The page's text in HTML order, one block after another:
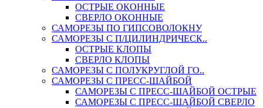
ОСТРЫЕ ОКОННЫЕ
СВЕРЛО ОКОННЫЕ
САМОРЕЗЫ ПО ГИПСОВОЛОКНУ
САМОРЕЗЫ С П/ЦИЛИНДРИЧЕСК..
ОСТРЫЕ КЛОПЫ
СВЕРЛО КЛОПЫ
САМОРЕЗЫ С ПОЛУКРУГЛОЙ ГО..
САМОРЕЗЫ С ПРЕСС-ШАЙБОЙ
САМОРЕЗЫ С ПРЕСС-ШАЙБОЙ ОСТРЫЕ
САМОРЕЗЫ С ПРЕСС-ШАЙБОЙ СВЕРЛО